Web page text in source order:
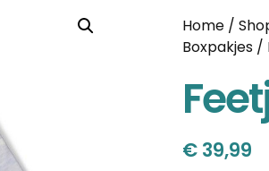
Home /
Boxpakjes /
€ 39,99